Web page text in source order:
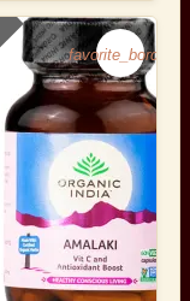
favorite_border